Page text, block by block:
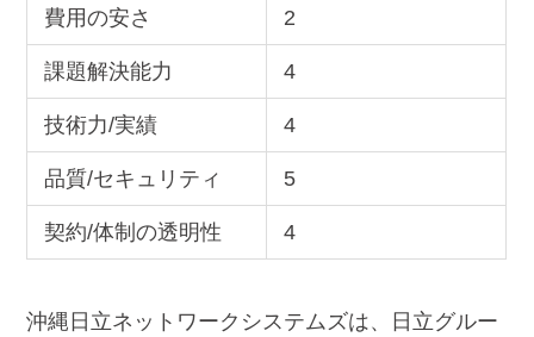
費用の安さ 2
課題解決能力 4
技術力/実績 4
品質/セキュリティ 5
契約/体制の透明性 4
沖縄日立ネットワークシステムズは、日立グルー